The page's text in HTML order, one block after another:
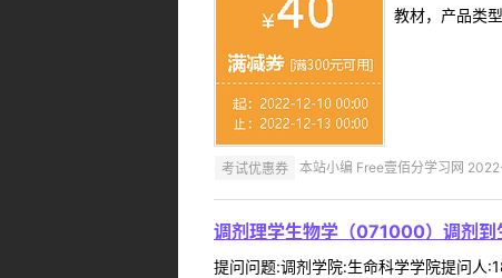
教材，产品类
考试优惠券 本站小编 Free壹佰分学习网
调剂理学生物学（071000）调剂到
提问问题:调剂学院:生命科学学院提问